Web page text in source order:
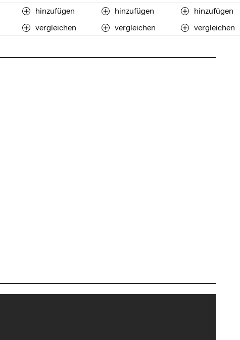
hinzufügen
vergleichen
hinzufügen
vergleichen
hinzufügen
vergleichen